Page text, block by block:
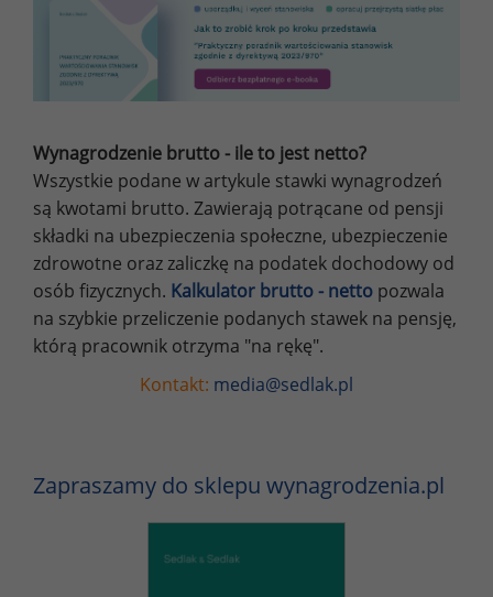
Wynagrodzenie brutto - ile to jest netto?
Wszystkie podane w artykule stawki wynagrodzeń
są kwotami brutto. Zawierają potrącane od pensji
składki na ubezpieczenia społeczne, ubezpieczenie
zdrowotne oraz zaliczkę na podatek dochodowy od
osób fizycznych. Kalkulator brutto - netto pozwala
na szybkie przeliczenie podanych stawek na pensję,
którą pracownik otrzyma "na rękę".
Kontakt: media@sedlak.pl
Zapraszamy do sklepu wynagrodzenia.pl